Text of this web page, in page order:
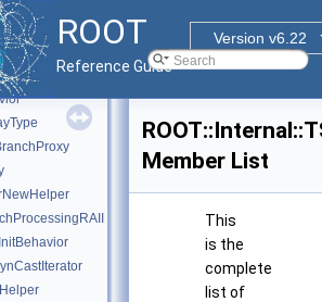
ROOT
Version v6.22
Reference Guide
Member List
This
is the
complete
list of